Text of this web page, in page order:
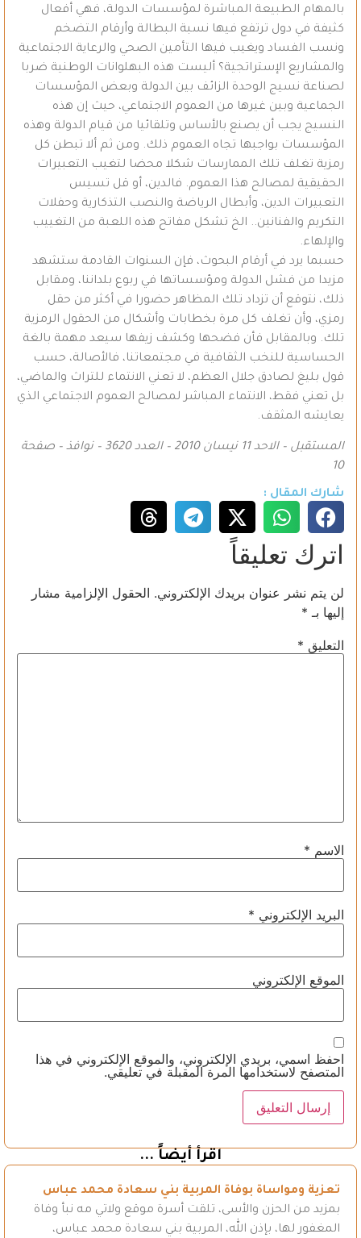
بالمهام الطبيعة المباشرة لمؤسسات الدولة، فهي أفعال
كثيفة في دول ترتفع فيها نسبة البطالة وأرقام التضخم
ونسب الفساد ويغيب فيها التأمين الصحي والرعاية الاجتماعية
والمشاريع الإستراتجية؟ أليست هذه البهلوانات الوطنية ضربا
لصناعة نسيج الوحدة الزائف بين الدولة وبعض المؤسسات
الجماعية وبين غيرها من العموم الاجتماعي، حيث إن هذه
النسيج يجب أن يصنع بالأساس وتلقائيا من قيام الدولة وهذه
المؤسسات بواجبها تجاه العموم ذلك. ومن ثم ألا تبطن كل
رمزية تغلف تلك الممارسات شكلا محضا لتغيب التعبيرات
الحقيقية لمصالح هذا العموم. فالدين، أو قل تسيس
التعبيرات الدين، وأبطال الرياضة والنصب التذكارية وحفلات
التكريم والفنانين.. الخ تشكل مفاتح هذه اللعبة من التغييب
والإلهاء.
حسبما يرد في أرقام البحوث، فإن السنوات القادمة ستشهد
مزيدا من فشل الدولة ومؤسساتها في ربوع بلداننا، ومقابل
ذلك، نتوقع أن تزداد تلك المظاهر حضورا في أكثر من حقل
رمزي، وأن تغلف كل مرة بخطابات وأشكال من الحقول الرمزية
تلك. وبالمقابل فأن فضحها وكشف زيفها سيعد مهمة بالغة
الحساسية للنخب الثقافية في مجتمعاتنا، فالأصالة، حسب
قول بليغ لصادق جلال العظم، لا تعني الانتماء للتراث والماضي،
بل تعني فقط، الانتماء المباشر لمصالح العموم الاجتماعي الذي
يعايشه المثقف.
المستقبل – الاحد 11 نيسان 2010 – العدد 3620 – نوافذ – صفحة
10
شارك المقال :
اترك تعليقاً
لن يتم نشر عنوان بريدك الإلكتروني. الحقول الإلزامية مشار
إليها بـ *
التعليق *
الاسم *
البريد الإلكتروني *
الموقع الإلكتروني
احفظ اسمي، بريدي الإلكتروني، والموقع الإلكتروني في هذا
المتصفح لاستخدامها المرة المقبلة في تعليقي.
اقرأ أيضاً ...
تعزية ومواساة بوفاة المربية بني سعادة محمد عباس
بمزيد من الحزن والأسى، تلقت أسرة موقع ولاتي مه نبأ وفاة
المغفور لها، بإذن الله، المربية بني سعادة محمد عباس،